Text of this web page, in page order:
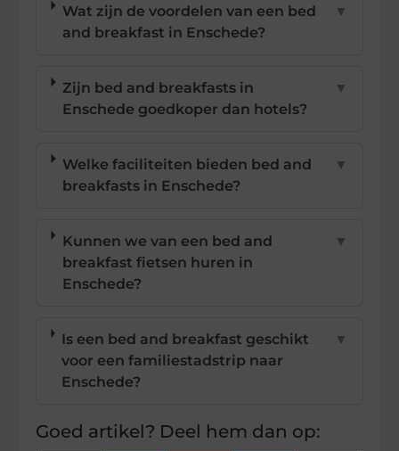
Wat zijn de voordelen van een bed
and breakfast in Enschede?
▼
Zijn bed and breakfasts in
Enschede goedkoper dan hotels?
▼
Welke faciliteiten bieden bed and
breakfasts in Enschede?
▼
Kunnen we van een bed and
breakfast fietsen huren in
Enschede?
▼
Is een bed and breakfast geschikt
voor een familiestadstrip naar
Enschede?
▼
Goed artikel? Deel hem dan op: